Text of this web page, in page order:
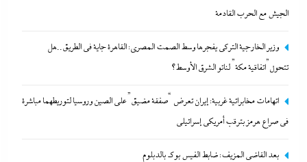
اتهامات مخابراتية غربية: إيران تعرض “صفقة مضيق” على الصين وروسيا
لتوريطهما مباشرة في صراع هرمز بترقب أمريكي إسرائيلى
الجيش مع الحرب القادمة
وزير الخارجية التركى يفجرها وسط الصمت المصري: القاهرة جاية في الطريق..هل
تتحول”اتفاقية مكة” لناتو الشرق الأوسط؟
اتهامات مخابراتية غربية: إيران تعرض “صفقة مضيق” على الصين وروسيا لتوريطهما مباشرة
في صراع هرمز بترقب أمريكي إسرائيلى
بعد القاضي المزيف: ضابط الفيس بوك بالدبلوم